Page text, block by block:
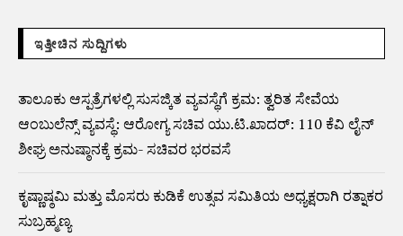
ಇತ್ತೀಚಿನ ಸುದ್ದಿಗಳು
ತಾಲೂಕು ಆಸ್ಪತ್ರೆಗಳಲ್ಲಿ ಸುಸಜ್ಕಿತ ವ್ಯವಸ್ಥೆಗೆ ಕ್ರಮ: ತ್ವರಿತ ಸೇವೆಯ
ಆಂಬುಲೆನ್ಸ್ ವ್ಯವಸ್ಥೆ: ಆರೋಗ್ಯ ಸಚಿವ ಯು.ಟಿ.ಖಾದರ್: 110 ಕೆವಿ ಲೈನ್
ಶೀಘ್ರ ಅನುಷ್ಠಾನಕ್ಕೆ ಕ್ರಮ- ಸಚಿವರ ಭರವಸೆ
ಕೃಷ್ಣಾಷ್ಠಮಿ ಮತ್ತು ಮೊಸರು ಕುಡಿಕೆ ಉತ್ಸವ ಸಮಿತಿಯ ಅಧ್ಯಕ್ಷರಾಗಿ ರತ್ನಾಕರ
ಸುಬ್ರಹ್ಮಣ್ಯ